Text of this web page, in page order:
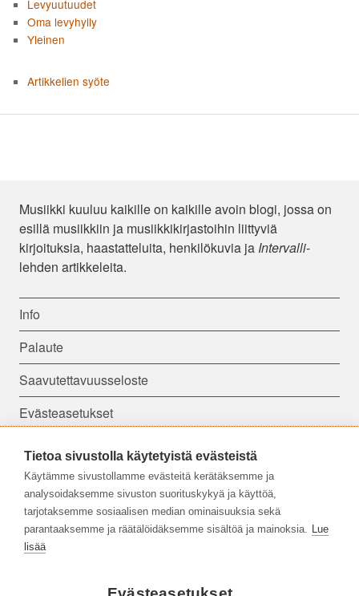
Levyuutuudet
Oma levyhylly
Yleinen
Artikkelien syöte
Musiikki kuuluu kaikille on kaikille avoin blogi, jossa on
esillä musiikkiin ja musiikkikirjastoihin liittyviä
kirjoituksia, haastatteluita, henkilökuvia ja Intervalli-
lehden artikkeleita.
Info
Palaute
Saavutettavuusseloste
Evästeasetukset
Seuraa meitä:
Tietoa sivustolla käytetyistä evästeistä
Käytämme sivustollamme evästeitä kerätäksemme ja
analysoidaksemme sivuston suorituskykyä ja käyttöä,
tarjotaksemme sosiaalisen median ominaisuuksia sekä
parantaaksemme ja räätälöidäksemme sisältöä ja mainoksia. Lue
lisää